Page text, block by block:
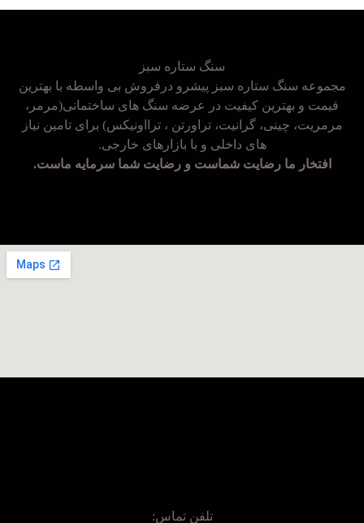
سنگ ستاره سبز
مجموعه سنگ ستاره سبز پیشرو درفروش بی واسطه با بهترین
قیمت و بهترین کیفیت در عرضه سنگ های ساختمانی(مرمر،
مرمریت، چینی، گرانیت، تراورتن ، ترااونیکس) برای تامین نیاز
های داخلی و با بازارهای خارجی.
افتخار ما رضایت شماست و رضایت شما سرمایه ماست.
تلفن تماس: